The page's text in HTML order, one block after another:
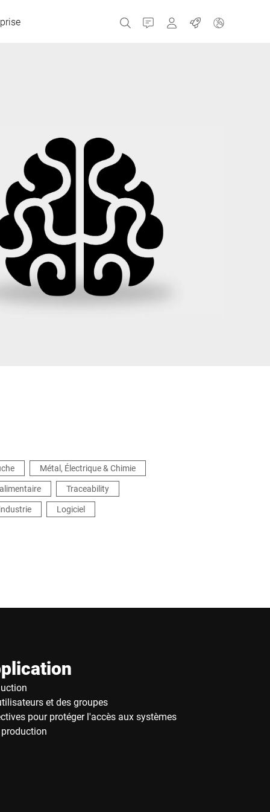
Contact MyBizerba
Emplois
Pays-Bas
Russie
Espagne
Métal, Électrique & Chimie
Traceability
Logiciel
et des groupes
pour protéger l'accès aux systèmes